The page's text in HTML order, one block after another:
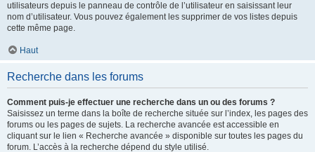
utilisateurs depuis le panneau de contrôle de l’utilisateur en saisissant leur
nom d’utilisateur. Vous pouvez également les supprimer de vos listes depuis
cette même page.
Haut
Recherche dans les forums
Comment puis-je effectuer une recherche dans un ou des forums ?
Saisissez un terme dans la boîte de recherche située sur l’index, les pages des
forums ou les pages de sujets. La recherche avancée est accessible en
cliquant sur le lien « Recherche avancée » disponible sur toutes les pages du
forum. L’accès à la recherche dépend du style utilisé.